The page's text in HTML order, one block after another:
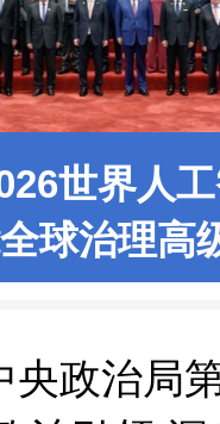
世界人
球治理高
央政治局